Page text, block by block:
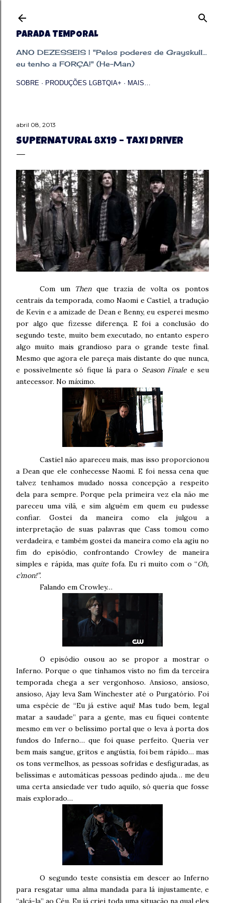
PARADA TEMPORAL
ANO DEZESSEIS | "Pelos poderes de Grayskull...
eu tenho a FORÇA!" (He-Man)
SOBRE PRODUÇÕES LGBTQIA+ MAIS…
abril 08, 2013
SUPERNATURAL 8X19 – TAXI DRIVER
Com um Thenque trazia de volta os pontos
centrais da temporada, como Naomi e Castiel, a tradução
de Kevin e a amizade de Dean e Benny, eu esperei mesmo
por algo que fizesse diferença. E foi a conclusão do
segundo teste, muito bem executado, no entanto espero
algo muito mais grandioso para o grande teste final.
Mesmo que agora ele pareça mais distante do que nunca,
e possivelmente só fique lá para o Season Finale e seu
antecessor. No máximo.
Castiel não apareceu mais, mas isso proporcionou
a Dean que ele conhecesse Naomi. E foi nessa cena que
talvez tenhamos mudado nossa concepção a respeito
dela para sempre. Porque pela primeira vez ela não me
pareceu uma vilã, e sim alguém em quem eu pudesse
confiar. Gostei da maneira como ela julgou a
interpretação de suas palavras que Cass tomou como
verdadeira, e também gostei da maneira como ela agiu no
fim do episódio, confrontando Crowley de maneira
simples e rápida, mas quite fofa. Eu ri muito com o “Oh,
c’mon!”.
Falando em Crowley…
O episódio ousou ao se propor a mostrar o
Inferno. Porque o que tínhamos visto no fim da terceira
temporada chega a ser vergonhoso. Ansioso, ansioso,
ansioso, Ajay leva Sam Winchester até o Purgatório. Foi
uma espécie de “Eu já estive aqui! Mas tudo bem, legal
matar a saudade” para a gente, mas eu fiquei contente
mesmo em ver o belíssimo portal que o leva à porta dos
fundos do Inferno… que foi quase perfeito. Queria ver
bem mais sangue, gritos e angústia, foi bem rápido… mas
os tons vermelhos, as pessoas sofridas e desfiguradas, as
belíssimas e automáticas pessoas pedindo ajuda… me deu
uma certa ansiedade ver tudo aquilo, só queria que fosse
mais explorado…
O segundo teste consistia em descer ao Inferno
para resgatar uma alma mandada para lá injustamente, e
“alçá-la” ao Céu. Eu já criei toda uma situação na qual eles